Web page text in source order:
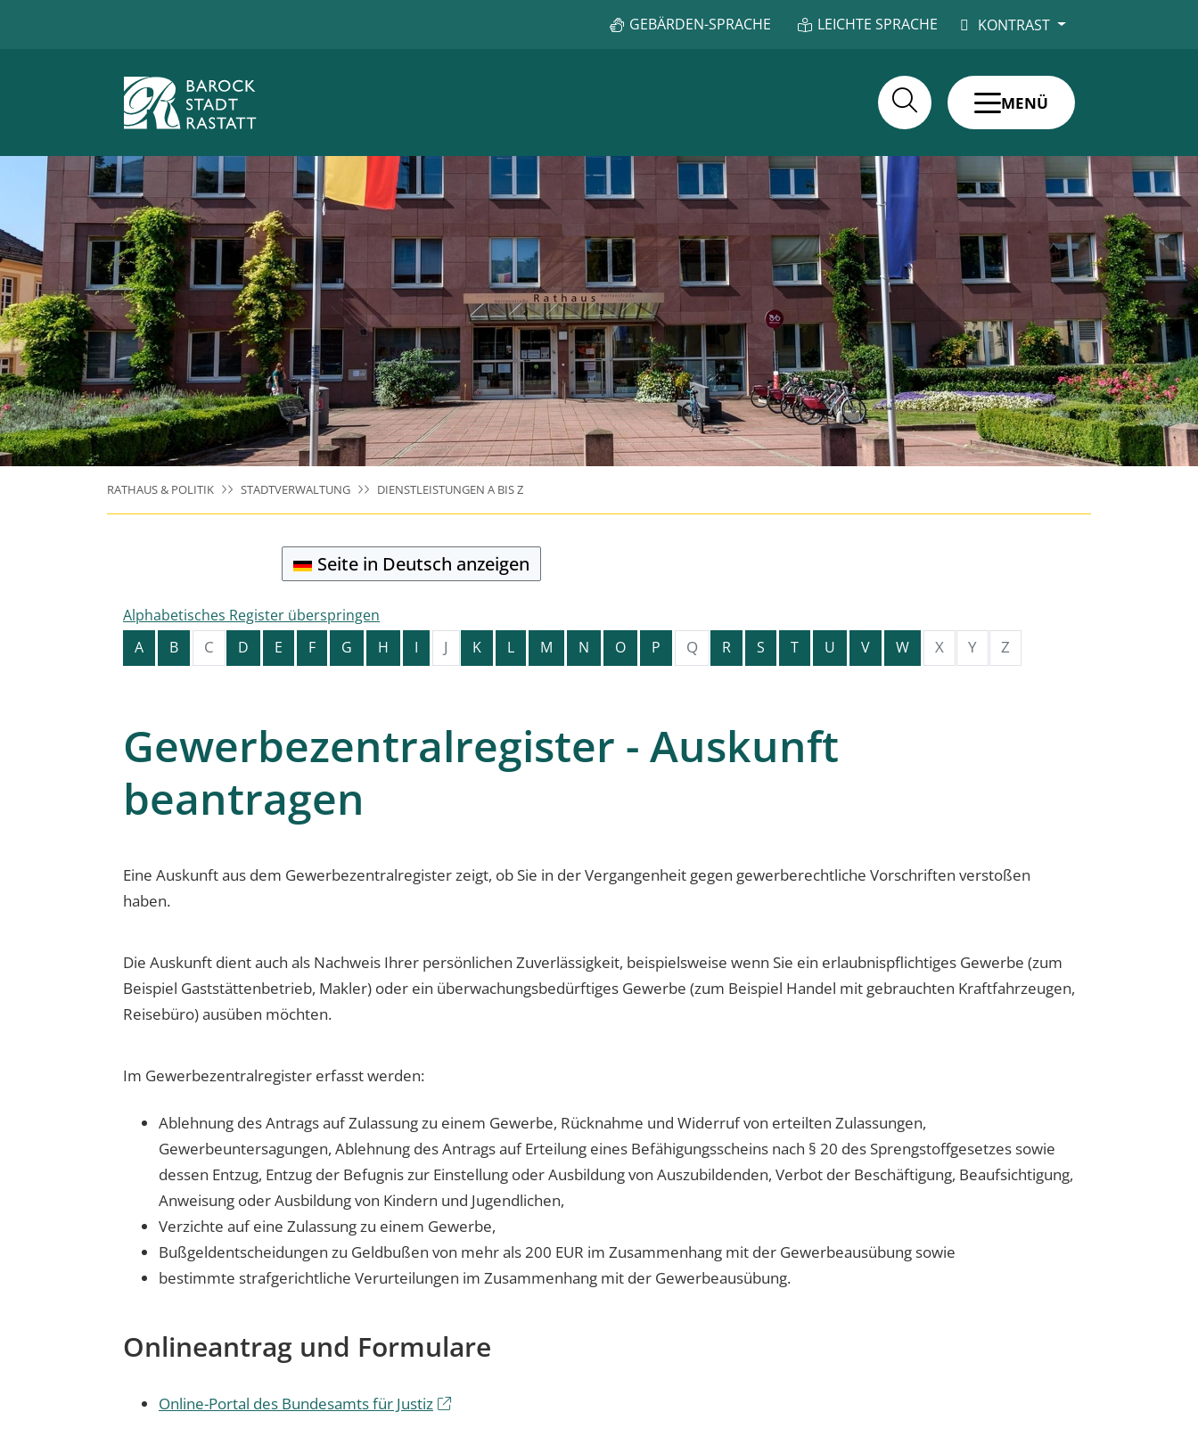
GEBÄRDEN-SPRACHE LEICHTE SPRACHE KONTRAST
MENÜ
RATHAUS & POLITIK STADTVERWALTUNG DIENSTLEISTUNGEN A BIS Z
Seite in Deutsch anzeigen
Alphabetisches Register überspringen
A
B C D E F G H I J K L M N O P Q R S T U V W X Y Z
Gewerbezentralregister - Auskunft
beantragen
Eine Auskunft aus dem Gewerbezentralregister zeigt, ob Sie in der Vergangenheit gegen gewerberechtliche Vorschriften verstoßen
haben.
Die Auskunft dient auch als Nachweis Ihrer persönlichen Zuverlässigkeit, beispielsweise wenn Sie ein erlaubnispflichtiges Gewerbe (zum
Beispiel Gaststättenbetrieb, Makler) oder ein überwachungsbedürftiges Gewerbe (zum Beispiel Handel mit gebrauchten Kraftfahrzeugen,
Reisebüro) ausüben möchten.
Im Gewerbezentralregister erfasst werden:
Ablehnung des Antrags auf Zulassung zu einem Gewerbe, Rücknahme und Widerruf von erteilten Zulassungen,
Gewerbeuntersagungen, Ablehnung des Antrags auf Erteilung eines Befähigungsscheins nach § 20 des Sprengstoffgesetzes sowie
dessen Entzug, Entzug der Befugnis zur Einstellung oder Ausbildung von Auszubildenden, Verbot der Beschäftigung, Beaufsichtigung,
Anweisung oder Ausbildung von Kindern und Jugendlichen,
Verzichte auf eine Zulassung zu einem Gewerbe,
Bußgeldentscheidungen zu Geldbußen von mehr als 200 EUR im Zusammenhang mit der Gewerbeausübung sowie
bestimmte strafgerichtliche Verurteilungen im Zusammenhang mit der Gewerbeausübung.
Onlineantrag und Formulare
Online-Portal des Bundesamts für Justiz